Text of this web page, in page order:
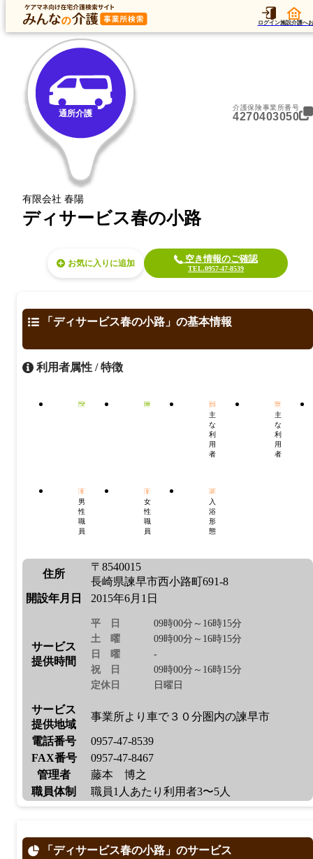
ログイン施設介護へ
トップ データ
トップ 長崎県 諫早市 通所介護 ディサービス春の小路
通所介護
有限会社 春陽
介護保険事業所番号
4270403050
ディサービス春の小路
お気に入り 空き情報のご確認
TEL.0957-47-8539
「ディサービス春の小路」の基本情報
利用者属性 / 特徴
主
な
利
用
者
主
な
利
用
者
男
性
職
員
女
性
職
員
入
浴
形
態
住所
〒8540015
長崎県諫早市西小路町691-8
開設年月日
2015年6月1日
サービス
提供時間
平日
09時00分～16時15分
土曜
09時00分～16時15分
日曜
-
祝日
09時00分～16時15分
定休日
日曜日
サービス
提供地域
事業所より車で３０分圏内の諫早市
電話番号
0957-47-8539
FAX番号
0957-47-8467
管理者
藤本 博之
職員体制
職員1人あたり利用者3〜5人
「ディサービス春の小路」のサービス